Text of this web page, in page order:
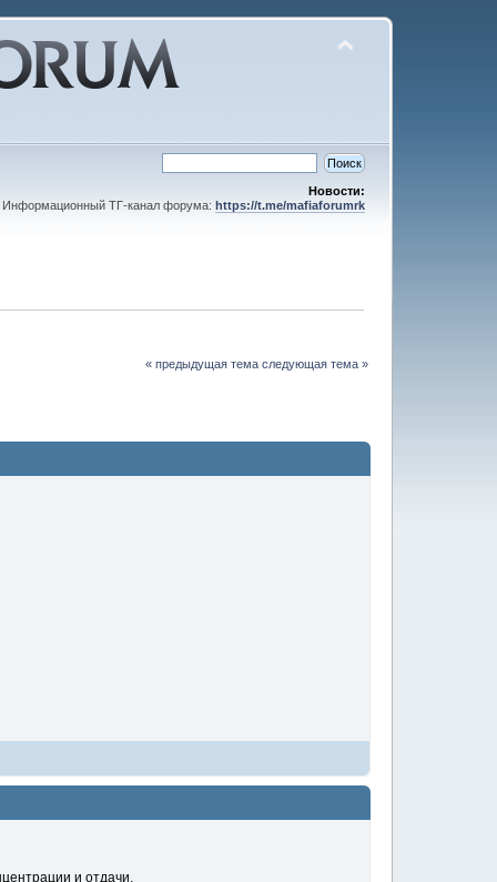
Новости:
Информационный ТГ-канал форума: https://t.me/mafiaforumrk
« предыдущая тема следующая тема »
и отдачи.